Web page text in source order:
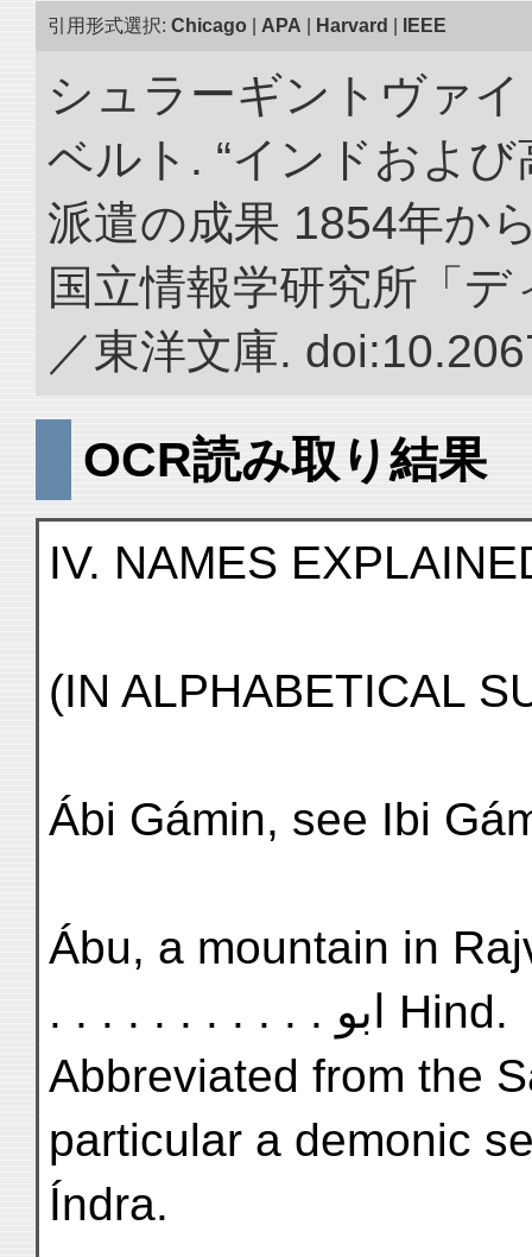
引用形式選択: Chicago APA Harvard IEEE
シュラーギントヴァ
ベルト. “インドおよ
派遣の成果 1854年か
国立情報学研究所「
／東洋文庫.
OCR読み取り結果
IV. NAMES
(IN ALPHABETICAL
Ábi Gámin, see Ibi
Ábu, a mountain in
. . . . . . . . . . . ابو Hind.
Abbreviated from the
particular a demonic
Índra.